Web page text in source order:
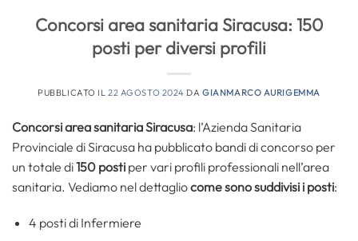
Concorsi area sanitaria Siracusa: 150
posti per diversi profili
PUBBLICATO IL22 AGOSTO 2024 DAGIANMARCO AURIGEMMA
Concorsi area sanitaria Siracusa: l’Azienda Sanitaria
Provinciale di Siracusa ha pubblicato bandi di concorso per
un totale di150 posti per vari profili professionali nell’area
sanitaria. Vediamo nel dettagliocome sono suddivisi i posti:
4 posti di Infermiere